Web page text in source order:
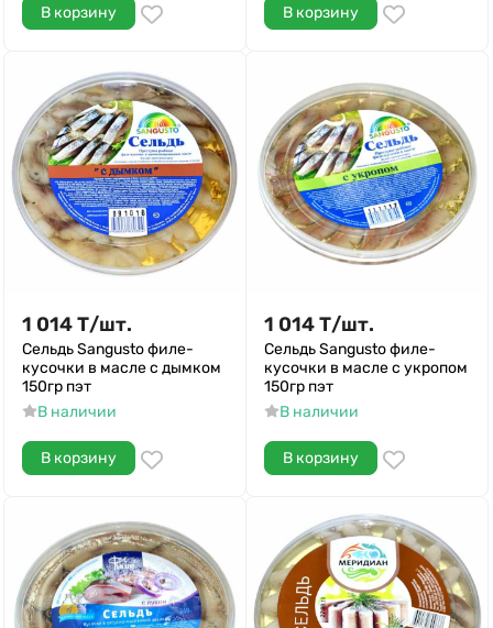
В корзину В корзину
1 014Т/шт.
Сельдь Sangusto филе-
кусочки в масле с дымком
150гр пэт
В наличии
В корзину
1 014Т/шт.
Сельдь Sangusto филе-
кусочки в масле с укропом
150гр пэт
В наличии
В корзину